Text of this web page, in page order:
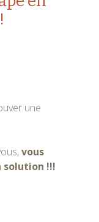
une
vous
solution !!!